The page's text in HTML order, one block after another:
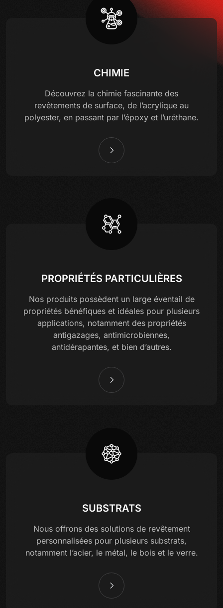
CHIMIE
Découvrez la chimie fascinante des
revêtements de surface, de l’acrylique au
polyester, en passant par l’époxy et l’uréthane.
PROPRIÉTÉS PARTICULIÈRES
Nos produits possèdent un large éventail de
propriétés bénéfiques et idéales pour plusieurs
applications, notamment des propriétés
antigazages, antimicrobiennes,
antidérapantes, et bien d’autres.
SUBSTRATS
Nous offrons des solutions de revêtement
personnalisées pour plusieurs substrats,
notamment l’acier, le métal, le bois et le verre.